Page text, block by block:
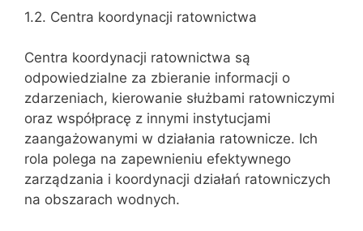
1.2. Centra koordynacji ratownictwa
Centra koordynacji ratownictwa są
odpowiedzialne za zbieranie informacji o
zdarzeniach, kierowanie służbami ratowniczymi
oraz współpracę z innymi instytucjami
zaangażowanymi w działania ratownicze. Ich
rola polega na zapewnieniu efektywnego
zarządzania i koordynacji działań ratowniczych
na obszarach wodnych.